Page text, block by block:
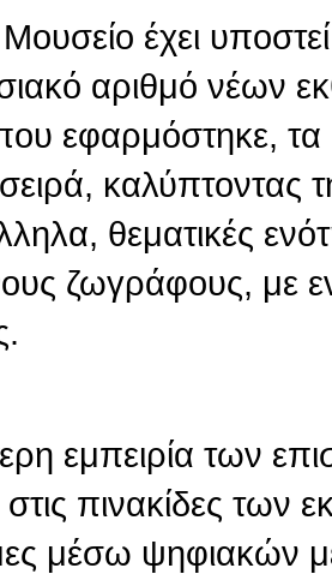
έχει υποστεί
αριθμό νέων
εφαρμόστηκε, τα
καλύπτοντας
θεματικές
ζωγράφους, με
εμπειρία των
πινακίδες των
μέσω